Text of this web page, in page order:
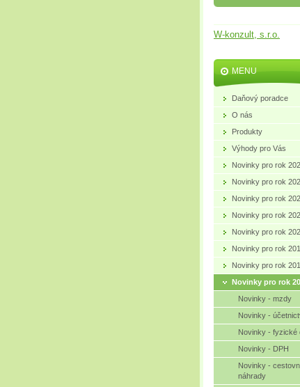
W-konzult, s.r.o.
MENU
Daňový poradce
O nás
Produkty
Výhody pro Vás
Novinky pro rok
Novinky pro rok
Novinky pro rok
Novinky pro rok
Novinky pro rok
Novinky pro rok
Novinky pro rok
Novinky pro rok
Novinky - mzdy
Novinky -
Novinky - fyzické
Novinky - DPH
Novinky -
náhrady